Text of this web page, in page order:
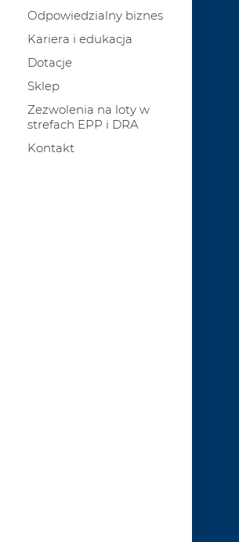
Odpowiedzialny biznes
Kariera i edukacja
Dotacje
Sklep
Zezwolenia na loty w
strefach EPP i DRA
Kontakt